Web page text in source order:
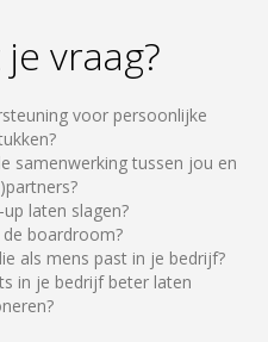
vraag?
voor persoonlijke
samenwerking tussen jou en
laten slagen?
boardroom?
als mens past in je bedrijf?
in je bedrijf beter laten